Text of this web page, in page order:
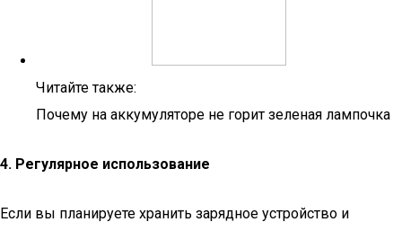
Читайте также:
Почему на аккумуляторе не горит зеленая лампочка
4. Регулярное использование
Если вы планируете хранить зарядное устройство и